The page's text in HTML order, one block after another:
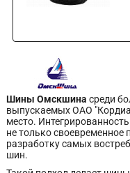
Шины Омскшина среди
выпускаемых ОАО
место.
не только своевременное
разработку самых
шин.